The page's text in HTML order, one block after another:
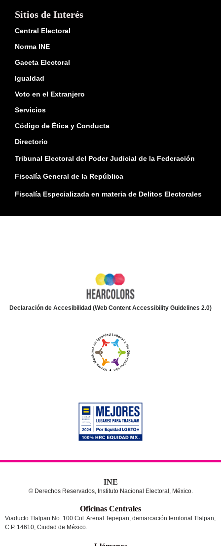
Sitios de Interés
Central Electoral
Norma INE
Gaceta Electoral
Igualdad
Voto en el Extranjero
Servicios
Código de Ética y Conducta
Directorio
Tribunal Electoral del Poder Judicial de la Federación
Fiscalía General de la República
Fiscalía Especializada en materia de Delitos Electorales
Declaración de Accesibilidad (Web Content Accessibility Guidelines 2.0)
INE
© Derechos Reservados, Instituto Nacional Electoral, México.
Oficinas Centrales
Viaducto Tlalpan No. 100 Col. Arenal Tepepan, demarcación territorial Tlalpan,
C.P. 14610, Ciudad de México.